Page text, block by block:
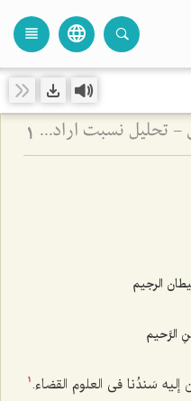
language
view_headline
تبیین کیفیت قضا و قدر الهی - تحلیل نسبت اراده پروردگار با تعینات و تشخصات عالم 1
الرجیم
الرَّحیم
سَندُنا فی العلوم القضاء. 1